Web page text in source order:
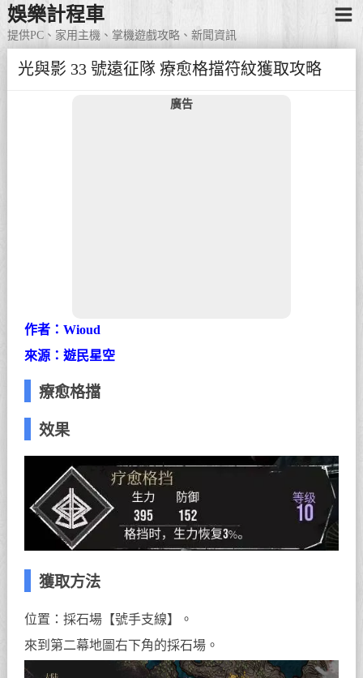
娛樂計程車
提供PC、家用主機、掌機遊戲攻略、新聞資訊
光與影 33 號遠征隊 療愈格擋符紋獲取攻略
廣告
作者：Wioud
來源：遊民星空
療愈格擋
效果
獲取方法
位置：採石場【號手支線】。
來到第二幕地圖右下角的採石場。